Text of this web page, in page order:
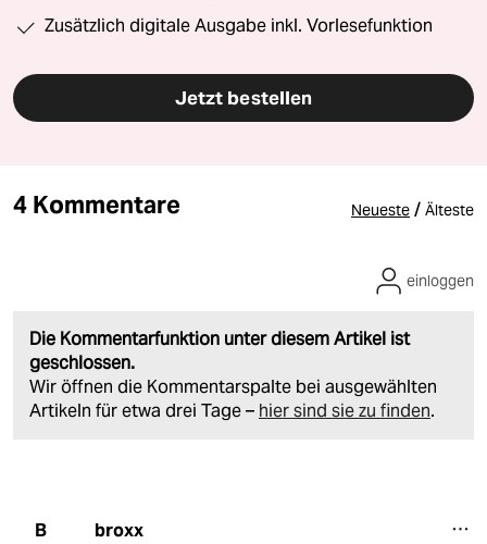
Zusätzlich digitale Ausgabe inkl. Vorlesefunktion
Jetzt bestellen
4 Kommentare Neueste / Älteste
Die Kommentarfunktion unter diesem Artikel ist
geschlossen.
Wir öffnen die Kommentarspalte bei ausgewählten
Artikeln für etwa drei Tage – hier sind sie zu finden.
einloggen
B broxx